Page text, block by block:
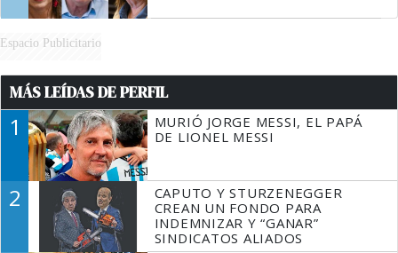
Espacio Publicitario
MÁS LEÍDAS DE PERFIL
1
MURIÓ JORGE MESSI, EL PAPÁ
DE LIONEL MESSI
2
CAPUTO Y STURZENEGGER
CREAN UN FONDO PARA
INDEMNIZAR Y “GANAR”
SINDICATOS ALIADOS